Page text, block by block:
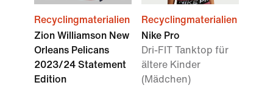
Recyclingmaterialien
Zion Williamson New
Orleans Pelicans
2023/24 Statement
Edition
Recyclingmaterialien
Nike Pro
Dri-FIT Tanktop für
ältere Kinder
(Mädchen)